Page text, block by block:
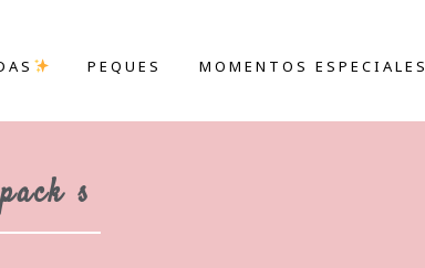
PEQUES MOMENTOS ESPECIALES
pack s